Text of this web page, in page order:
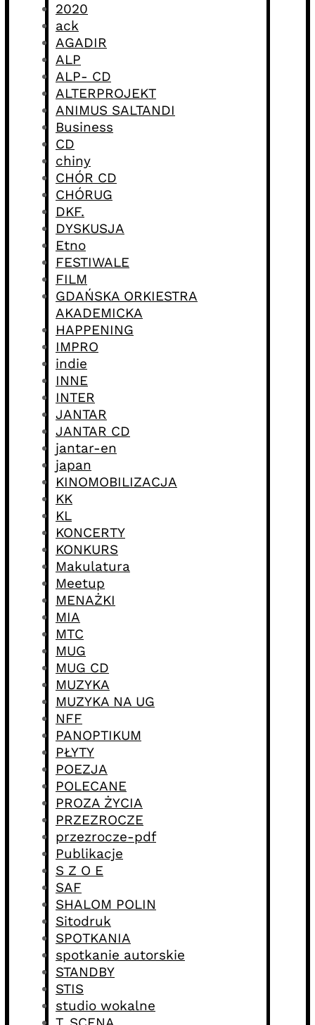
2020
ack
AGADIR
ALP
ALP- CD
ALTERPROJEKT
ANIMUS SALTANDI
Business
CD
chiny
CHÓR CD
CHÓRUG
DKF.
DYSKUSJA
Etno
FESTIWALE
FILM
GDAŃSKA ORKIESTRA
AKADEMICKA
HAPPENING
IMPRO
indie
INNE
INTER
JANTAR
JANTAR CD
jantar-en
japan
KINOMOBILIZACJA
KK
KL
KONCERTY
KONKURS
Makulatura
Meetup
MENAŻKI
MIA
MTC
MUG
MUG CD
MUZYKA
MUZYKA NA UG
NFF
PANOPTIKUM
PŁYTY
POEZJA
POLECANE
PROZA ŻYCIA
PRZEZROCZE
przezrocze-pdf
Publikacje
S Z O E
SAF
SHALOM POLIN
Sitodruk
SPOTKANIA
spotkanie autorskie
STANDBY
STIS
studio wokalne